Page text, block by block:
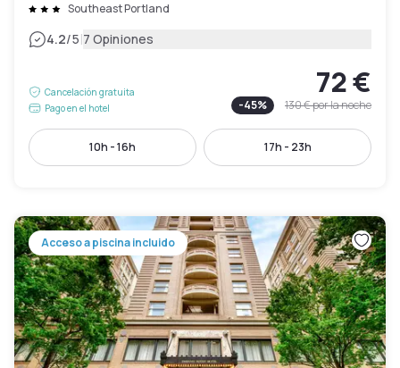
Southeast Portland
4.2/5|7 Opiniones
Cancelación gratuita
Pago en el hotel
72 €
-45% 130 €por la noche
10h - 16h 17h - 23h
Acceso a piscina incluido